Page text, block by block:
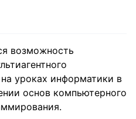
возможность
уроках информатики в
основ компьютерного